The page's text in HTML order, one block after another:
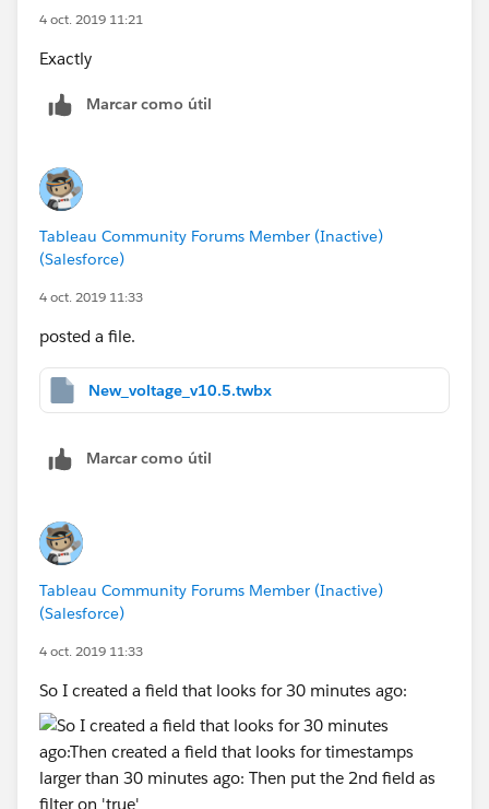
4 oct. 2019 11:21
Exactly
Marcar como útil
Tableau Community Forums Member (Inactive)
(Salesforce)
4 oct. 2019 11:33
posted a file.
New_voltage_v10.5.twbx
Marcar como útil
Tableau Community Forums Member (Inactive)
(Salesforce)
4 oct. 2019 11:33
So I created a field that looks for 30 minutes ago: